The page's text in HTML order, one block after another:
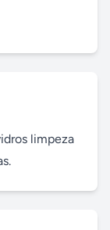
limpeza